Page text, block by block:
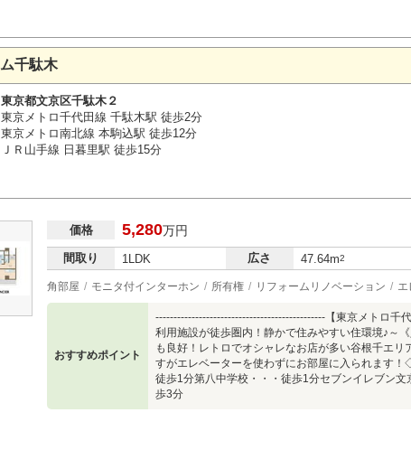
千駄木
東京都文京区千駄木２
東京メトロ千代田線 千駄木駅 徒歩2分
東京メトロ南北線 本駒込駅 徒歩12分
ＪＲ山手線 日暮里駅 徒歩15分
価格 5,280万円
間取り 1LDK 広さ 47.64m2
角部屋 モニタ付インターホン 所有権 リフォームリノベーション エ
おすすめポイント
-----------------------------------------------【東京メトロ千
利用施設が徒歩圏内！静かで住みやすい住環境♪～
も良好！レトロでオシャレなお店が多い谷根千エ
すがエレベーターを使わずにお部屋に入られます
徒歩1分第八中学校・・・徒歩1分セブンイレブン
歩3分